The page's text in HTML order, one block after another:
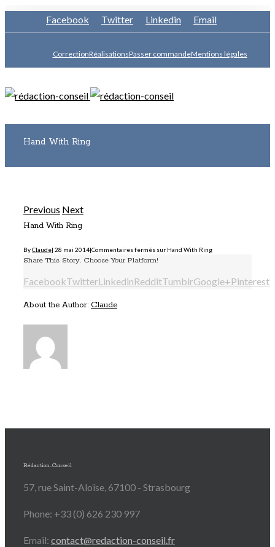
Facebook Twitter Linkedin Email
CorrectionRéalisationsPasser commandeMentions légales
Hand With Ring
Previous Next
Hand With Ring
ByClaude| 28 mai 2014|Commentaires fermés sur Hand With Ring
Share This Story, Choose Your Platform!
FacebookTwitterLinkedinRedditTumblrGoogle+Pinterest
About the Author: Claude
Rédaction-Conseil
57, rue Saint-Aloïse, 67100 - Strasbourg
Phone: +33 (0) 626 230 997
Email: contact@redaction-conseil.fr